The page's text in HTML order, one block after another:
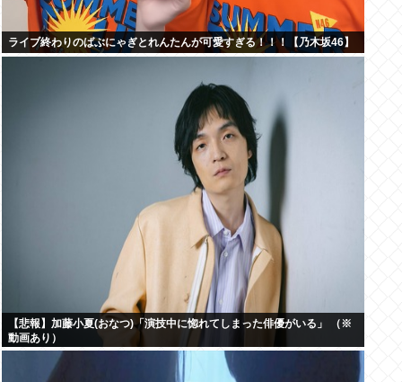
ライブ終わりのばぶにゃぎとれんたんが可愛すぎる！！！【乃木坂46】
【悲報】加藤小夏(おなつ)「演技中に惚れてしまった俳優がいる」 （※
動画あり）